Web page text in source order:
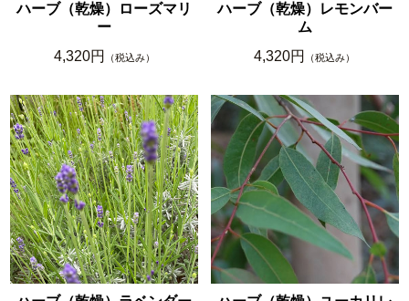
ハーブ（乾燥）ローズマリ
ー
4,320円
（税込み）
ハーブ（乾燥）レモンバー
ム
4,320円
（税込み）